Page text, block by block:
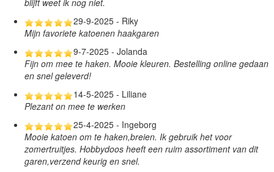
blijft weet ik nog niet.
29-9-2025 - Riky
Mijn favoriete katoenen haakgaren
9-7-2025 - Jolanda
Fijn om mee te haken. Mooie kleuren. Bestelling online gedaan
en snel geleverd!
14-5-2025 - Liliane
Plezant on mee te werken
25-4-2025 - Ingeborg
Mooie katoen om te haken,breien. Ik gebruik het voor
zomertruitjes. Hobbydoos heeft een ruim assortiment van dit
garen,verzend keurig en snel.